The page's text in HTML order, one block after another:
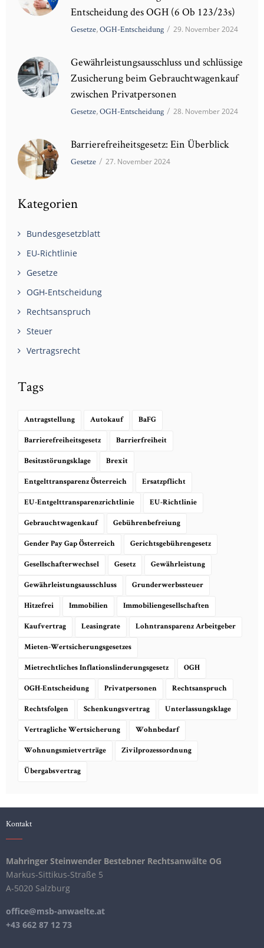
Entscheidung des OGH (6 Ob 123/23s)
Gesetze,OGH-Entscheidung / 29. November 2024
Gewährleistungsausschluss und schlüssige
Zusicherung beim Gebrauchtwagenkauf
zwischen Privatpersonen
Gesetze,OGH-Entscheidung / 28. November 2024
Barrierefreiheitsgesetz: Ein Überblick
Gesetze / 27. November 2024
Kategorien
Bundesgesetzblatt
EU-Richtlinie
Gesetze
OGH-Entscheidung
Rechtsanspruch
Steuer
Vertragsrecht
Tags
Antragstellung Autokauf BaFG
Barrierefreiheitsgesetz Barrierfreiheit
Besitzstörungsklage Brexit
Entgelttransparenz Österreich Ersatzpflicht
EU-Entgelttransparenzrichtlinie EU-Richtlinie
Gebrauchtwagenkauf Gebührenbefreiung
Gender Pay Gap Österreich Gerichtsgebührengesetz
Gesellschafterwechsel Gesetz Gewährleistung
Gewährleistungsausschluss Grunderwerbssteuer
Hitzefrei Immobilien Immobiliengesellschaften
Kaufvertrag Leasingrate Lohntransparenz Arbeitgeber
Mieten-Wertsicherungsgesetzes
Mietrechtliches Inflationslinderungsgesetz OGH
OGH-Entscheidung Privatpersonen Rechtsanspruch
Rechtsfolgen Schenkungsvertrag Unterlassungsklage
Vertragliche Wertsicherung Wohnbedarf
Wohnungsmietverträge Zivilprozessordnung
Übergabsvertrag
Kontakt
Mahringer Steinwender Bestebner Rechtsanwälte OG
Markus-Sittikus-Straße 5
A-5020 Salzburg
office@msb-anwaelte.at
+43 662 87 12 73